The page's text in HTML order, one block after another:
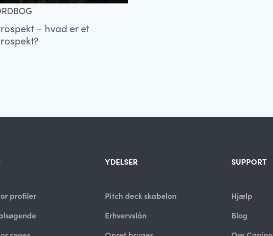
– hvad er et
profiler
YDELSER
Pitch deck skabelon
Erhvervslån
SUPPORT
Hjælp
Blog